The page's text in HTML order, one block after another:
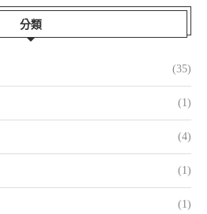
分類
(35)
(1)
(4)
(1)
(1)